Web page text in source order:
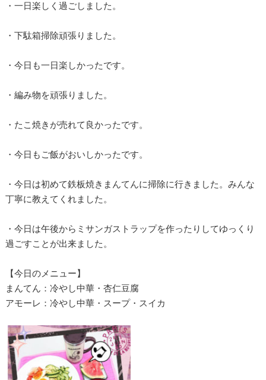
・一日楽しく過ごしました。
・下駄箱掃除頑張りました。
・今日も一日楽しかったです。
・編み物を頑張りました。
・たこ焼きが売れて良かったです。
・今日もご飯がおいしかったです。
・今日は初めて鉄板焼きまんてんに掃除に行きました。みんな
丁寧に教えてくれました。
・今日は午後からミサンガストラップを作ったりしてゆっくり
過ごすことが出来ました。
【今日のメニュー】
まんてん：冷やし中華・杏仁豆腐
アモーレ：冷やし中華・スープ・スイカ